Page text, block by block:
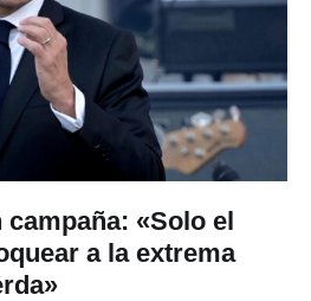
«Solo el
a la extrema